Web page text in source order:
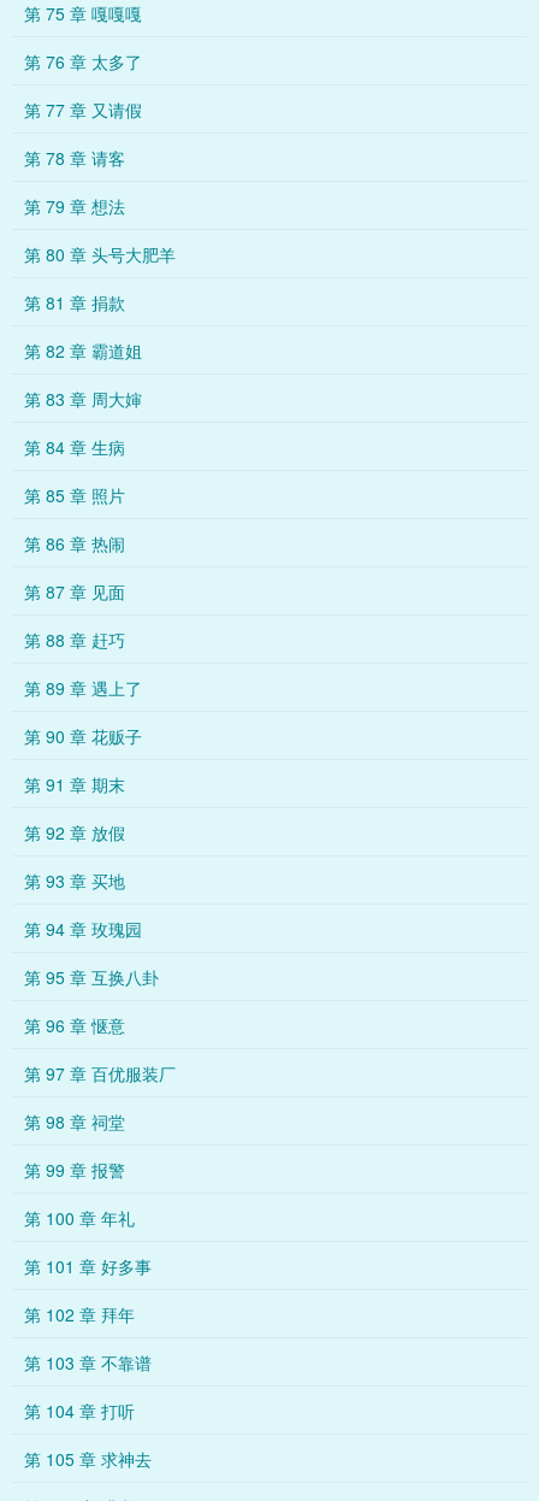
第 75 章 嘎嘎嘎
第 76 章 太多了
第 77 章 又请假
第 78 章 请客
第 79 章 想法
第 80 章 头号大肥羊
第 81 章 捐款
第 82 章 霸道姐
第 83 章 周大婶
第 84 章 生病
第 85 章 照片
第 86 章 热闹
第 87 章 见面
第 88 章 赶巧
第 89 章 遇上了
第 90 章 花贩子
第 91 章 期末
第 92 章 放假
第 93 章 买地
第 94 章 玫瑰园
第 95 章 互换八卦
第 96 章 惬意
第 97 章 百优服装厂
第 98 章 祠堂
第 99 章 报警
第 100 章 年礼
第 101 章 好多事
第 102 章 拜年
第 103 章 不靠谱
第 104 章 打听
第 105 章 求神去